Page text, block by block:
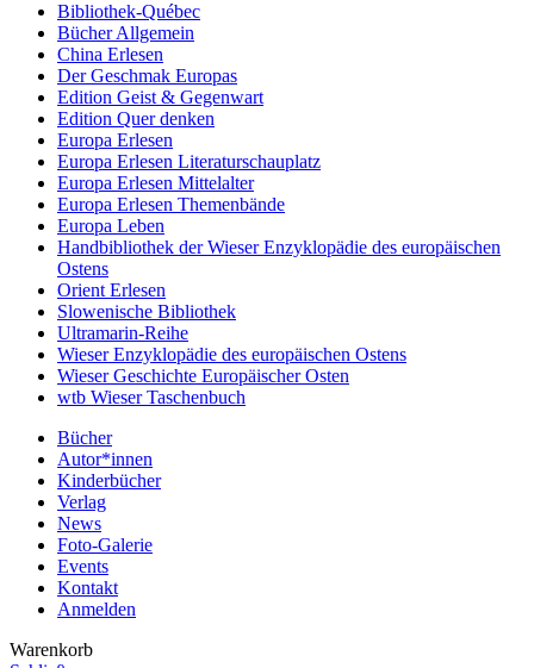
Bibliothek-Québec
Bücher Allgemein
China Erlesen
Der Geschmak Europas
Edition Geist & Gegenwart
Edition Quer denken
Europa Erlesen
Europa Erlesen Literaturschauplatz
Europa Erlesen Mittelalter
Europa Erlesen Themenbände
Europa Leben
Handbibliothek der Wieser Enzyklopädie des europäischen
Ostens
Orient Erlesen
Slowenische Bibliothek
Ultramarin-Reihe
Wieser Enzyklopädie des europäischen Ostens
Wieser Geschichte Europäischer Osten
wtb Wieser Taschenbuch
Bücher
Autor*innen
Kinderbücher
Verlag
News
Foto-Galerie
Events
Kontakt
Anmelden
Warenkorb